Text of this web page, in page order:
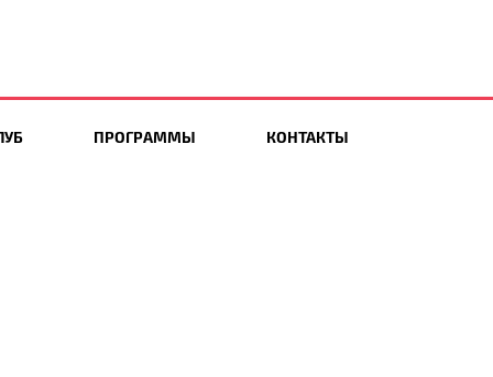
ПРОГРАММЫ КОНТАКТЫ